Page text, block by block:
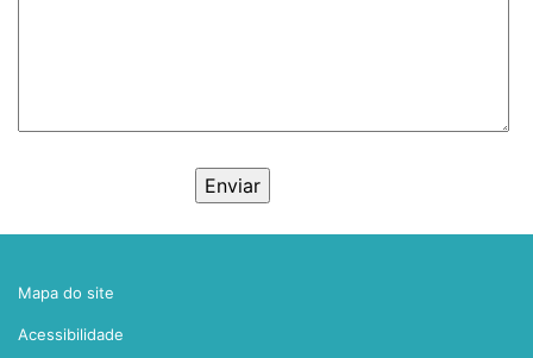
Mapa do site
Acessibilidade